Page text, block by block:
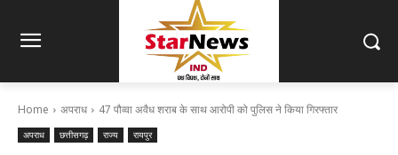
Home अपराध 47 पौव्वा अवैध शराब के साथ आरोपी को पुलिस ने किया गिरफ्तार
अपराध छत्तीसगढ़ राज्य रायपुर